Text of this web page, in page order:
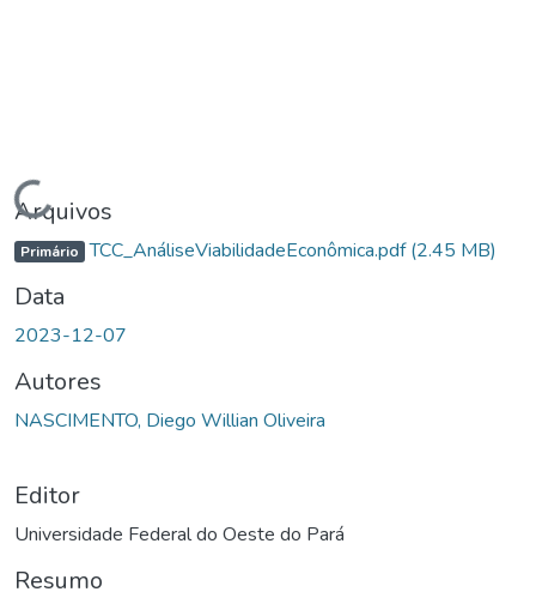
Carregando...
Arquivos
Primário TCC_AnáliseViabilidadeEconômica.pdf(2.45 MB)
Data
2023-12-07
Autores
NASCIMENTO, Diego Willian Oliveira
Editor
Universidade Federal do Oeste do Pará
Resumo